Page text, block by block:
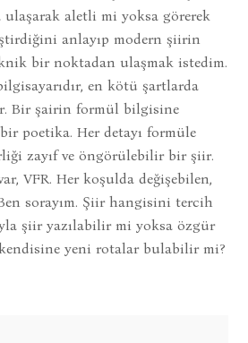
ulaşarak aletli mi yoksa görerek
anlayıp modern şiirin
bir noktadan ulaşmak istedim.
en kötü şartlarda
Bir şairin formül bilgisine
poetika. Her detayı formüle
zayıf ve öngörülebilir bir şiir.
VFR. Her koşulda değişebilen,
sorayım. Şiir hangisini tercih
şiir yazılabilir mi yoksa özgür
yeni rotalar bulabilir mi?